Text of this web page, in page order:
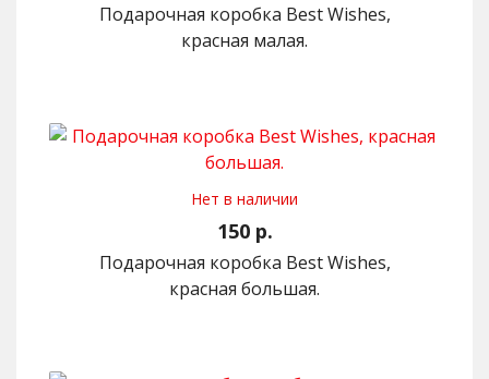
Подарочная коробка Best Wishes,
красная малая.
Нет в наличии
150 р.
Подарочная коробка Best Wishes,
красная большая.